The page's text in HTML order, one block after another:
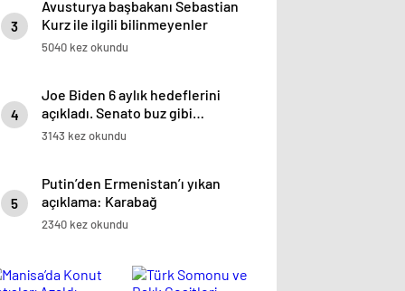
3
Avusturya başbakanı Sebastian
Kurz ile ilgili bilinmeyenler
5040 kez okundu
4
Joe Biden 6 aylık hedeflerini
açıkladı. Senato buz gibi…
3143 kez okundu
5
Putin’den Ermenistan’ı yıkan
açıklama: Karabağ
Azerbaycan’ın ayrılmaz bir
2340 kez okundu